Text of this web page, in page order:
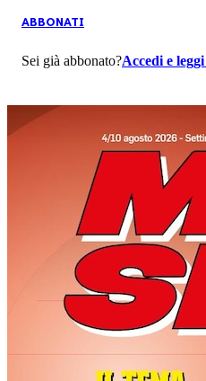
ABBONATI
Sei già abbonato?Accedi e leggi